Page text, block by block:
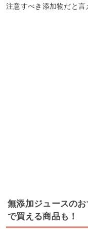
注意すべき添加物だと言
無添加ジュースの
で買える商品も！